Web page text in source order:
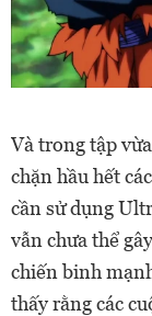
Và trong tập
chặn hầu hết
cần sử dụng
vẫn chưa thể
chiến binh
thấy rằng các